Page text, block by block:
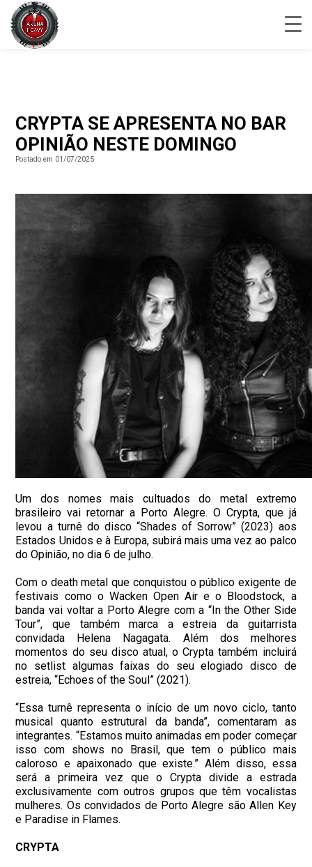
CRYPTA SE APRESENTA NO BAR
OPINIÃO NESTE DOMINGO
Postado em 01/07/2025
Um dos nomes mais cultuados do metal extremo
brasileiro vai retornar a Porto Alegre. O Crypta, que já
levou a turnê do disco “Shades of Sorrow” (2023) aos
Estados Unidos e à Europa, subirá mais uma vez ao palco
do Opinião, no dia 6 de julho.
Com o death metal que conquistou o público exigente de
festivais como o Wacken Open Air e o Bloodstock, a
banda vai voltar a Porto Alegre com a “In the Other Side
Tour”, que também marca a estreia da guitarrista
convidada Helena Nagagata. Além dos melhores
momentos do seu disco atual, o Crypta também incluirá
no setlist algumas faixas do seu elogiado disco de
estreia, “Echoes of the Soul” (2021).
“Essa turnê representa o início de um novo ciclo, tanto
musical quanto estrutural da banda”, comentaram as
integrantes. “Estamos muito animadas em poder começar
isso com shows no Brasil, que tem o público mais
caloroso e apaixonado que existe.” Além disso, essa
será a primeira vez que o Crypta divide a estrada
exclusivamente com outros grupos que têm vocalistas
mulheres. Os convidados de Porto Alegre são Allen Key
e Paradise in Flames.
CRYPTA